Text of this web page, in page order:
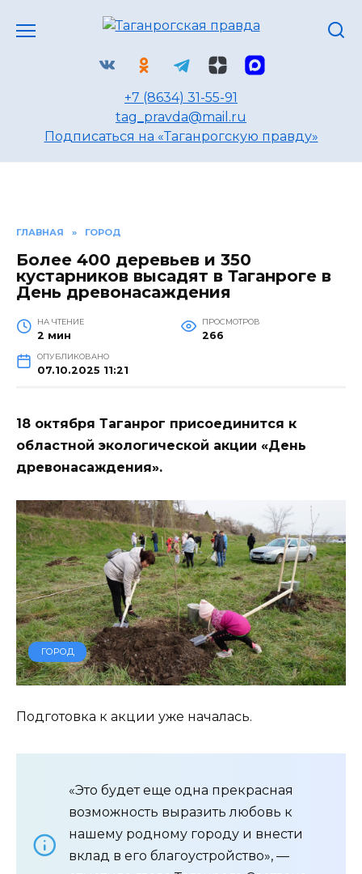
+7 (8634) 31-55-91
tag_pravda@mail.ru
Подписаться на «Таганрогскую правду»
ГЛАВНАЯ » ГОРОД
Более 400 деревьев и 350
кустарников высадят в Таганроге в
День древонасаждения
НА ЧТЕНИЕ
2 мин
ПРОСМОТРОВ
266
ОПУБЛИКОВАНО
07.10.2025 11:21
18 октября Таганрог присоединится к
областной экологической акции «День
древонасаждения».
ГОРОД
Подготовка к акции уже началась.
«Это будет еще одна прекрасная
возможность выразить любовь к
нашему родному городу и внести
вклад в его благоустройство», —